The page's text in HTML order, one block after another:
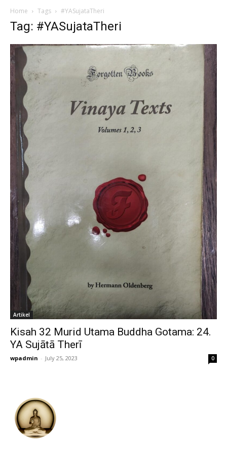
Home Tags #YASujataTheri
Tag: #YASujataTheri
Artikel
Kisah 32 Murid Utama Buddha Gotama: 24.
YA Sujātā Therī
wpadmin - July 25, 2023 0